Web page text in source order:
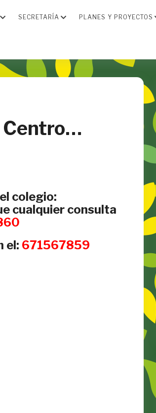
SECRETARÍA PLANES Y PROYECTOS
Centro…
colegio:
cualquier consulta
el: 671567859